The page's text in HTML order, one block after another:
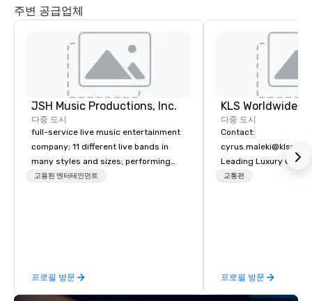
주변 공급업체
JSH Music Productions, Inc.
다중 도시
full-service live music entertainment
company; 11 different live bands in
many styles and sizes; performing
since 2007
고용된 엔터테인먼트
프로필 방문
다중 도시
Contact:
Leading Luxury
Transportation
교통편
프로필 방문